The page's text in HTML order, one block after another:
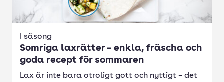
I säsong
Somriga laxrätter – enkla, fräscha och
goda recept för sommaren
Lax är inte bara otroligt gott och nyttigt – det